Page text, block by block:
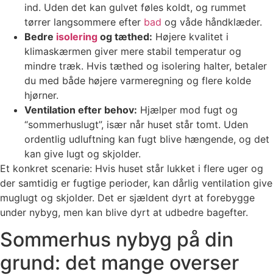
ind. Uden det kan gulvet føles koldt, og rummet
tørrer langsommere efter bad og våde håndklæder.
Bedre isolering og tæthed: Højere kvalitet i
klimaskærmen giver mere stabil temperatur og
mindre træk. Hvis tæthed og isolering halter, betaler
du med både højere varmeregning og flere kolde
hjørner.
Ventilation efter behov: Hjælper mod fugt og
“sommerhuslugt”, især når huset står tomt. Uden
ordentlig udluftning kan fugt blive hængende, og det
kan give lugt og skjolder.
Et konkret scenarie: Hvis huset står lukket i flere uger og
der samtidig er fugtige perioder, kan dårlig ventilation give
muglugt og skjolder. Det er sjældent dyrt at forebygge
under nybyg, men kan blive dyrt at udbedre bagefter.
Sommerhus nybyg på din
grund: det mange overser